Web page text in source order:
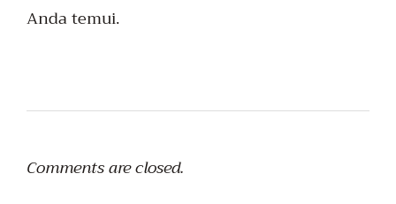
Anda temui.
Comments are closed.